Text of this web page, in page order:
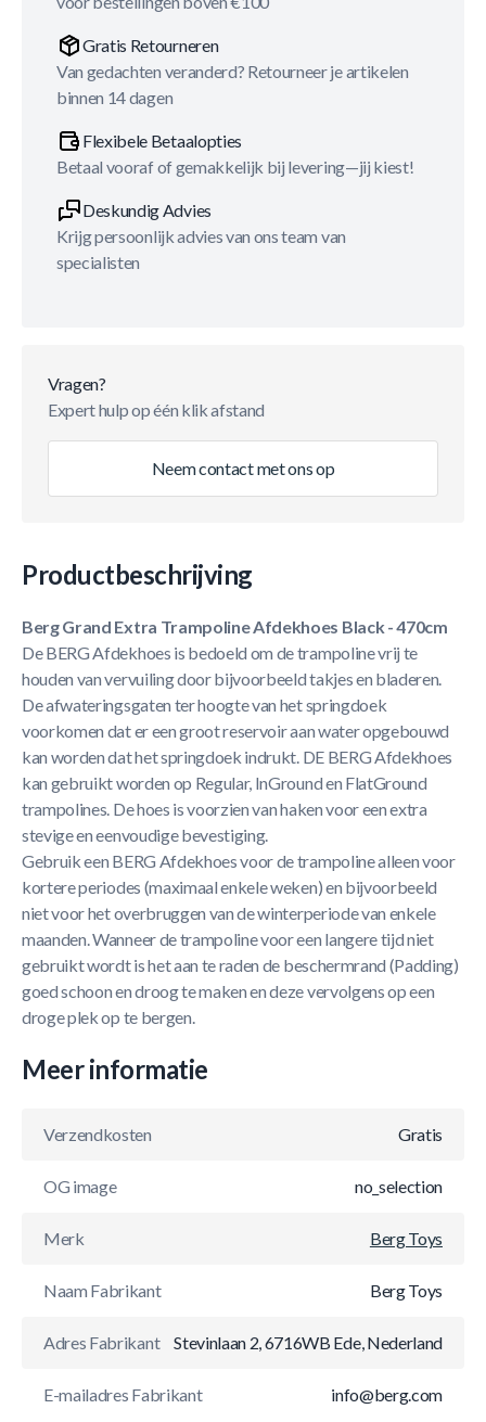
Gratis Retourneren
Van gedachten veranderd? Retourneer je artikelen
binnen 14 dagen
Flexibele Betaalopties
Betaal vooraf of gemakkelijk bij levering—jij kiest!
Deskundig Advies
Krijg persoonlijk advies van ons team van
specialisten
Vragen?
Expert hulp op één klik afstand
Neem contact met ons op
Productbeschrijving
Berg Grand Extra Trampoline Afdekhoes Black - 470cm
De BERG Afdekhoes is bedoeld om de trampoline vrij te
houden van vervuiling door bijvoorbeeld takjes en bladeren.
De afwateringsgaten ter hoogte van het springdoek
voorkomen dat er een groot reservoir aan water opgebouwd
kan worden dat het springdoek indrukt. DE BERG Afdekhoes
kan gebruikt worden op Regular, InGround en FlatGround
trampolines. De hoes is voorzien van haken voor een extra
stevige en eenvoudige bevestiging.
Gebruik een BERG Afdekhoes voor de trampoline alleen voor
kortere periodes (maximaal enkele weken) en bijvoorbeeld
niet voor het overbruggen van de winterperiode van enkele
maanden. Wanneer de trampoline voor een langere tijd niet
gebruikt wordt is het aan te raden de beschermrand (Padding)
goed schoon en droog te maken en deze vervolgens op een
droge plek op te bergen.
Meer informatie
Verzendkosten Gratis
OG image no_selection
Merk Berg Toys
Naam Fabrikant Berg Toys
Adres Fabrikant Stevinlaan 2, 6716WB Ede, Nederland
E-mailadres Fabrikant info@berg.com